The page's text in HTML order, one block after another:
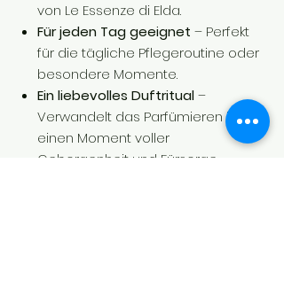
von Le Essenze di Elda.
Für jeden Tag geeignet – Perfekt
für die tägliche Pflegeroutine oder
besondere Momente.
Ein liebevolles Duftritual–
Verwandelt das Parfümieren in
einen Moment voller
Geborgenheit und Fürsorge.